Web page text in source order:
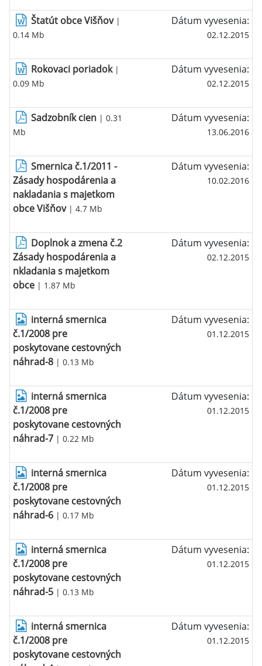
Štatút obce Višňov|
0.14 Mb
Dátum vyvesenia:
02.12.2015
Rokovaci poriadok|
0.09 Mb
Dátum vyvesenia:
02.12.2015
Sadzobník cien | 0.31
Mb
Dátum vyvesenia:
13.06.2016
Smernica č.1/2011 -
Zásady hospodárenia a
nakladania s majetkom
obce Višňov| 4.7 Mb
Dátum vyvesenia:
10.02.2016
Doplnok a zmena č.2
Zásady hospodárenia a
nkladania s majetkom
obce | 1.87 Mb
Dátum vyvesenia:
02.12.2015
interná smernica
č.1/2008 pre
poskytovane cestovných
náhrad-8 | 0.13 Mb
Dátum vyvesenia:
01.12.2015
interná smernica
č.1/2008 pre
poskytovane cestovných
náhrad-7 | 0.22 Mb
Dátum vyvesenia:
01.12.2015
interná smernica
č.1/2008 pre
poskytovane cestovných
náhrad-6 | 0.17 Mb
Dátum vyvesenia:
01.12.2015
interná smernica
č.1/2008 pre
poskytovane cestovných
náhrad-5 | 0.13 Mb
Dátum vyvesenia:
01.12.2015
interná smernica
č.1/2008 pre
poskytovane cestovných
Dátum vyvesenia:
01.12.2015